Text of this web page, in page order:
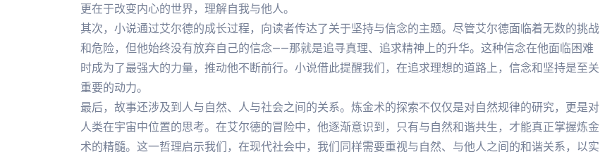
更在于改变内心的世界，理解自我与他人。
其次，小说通过艾尔德的成长过程，向读者传达了关于坚持与信念的主题。尽管艾尔德面临着无数的挑战
和危险，但他始终没有放弃自己的信念——那就是追寻真理、追求精神上的升华。这种信念在他面临困难
时成为了最强大的力量，推动他不断前行。小说借此提醒我们，在追求理想的道路上，信念和坚持是至关
重要的动力。
最后，故事还涉及到人与自然、人与社会之间的关系。炼金术的探索不仅仅是对自然规律的研究，更是对
人类在宇宙中位置的思考。在艾尔德的冒险中，他逐渐意识到，只有与自然和谐共生，才能真正掌握炼金
术的精髓。这一哲理启示我们，在现代社会中，我们同样需要重视与自然、与他人之间的和谐关系，以实